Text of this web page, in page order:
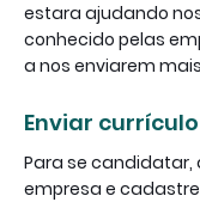
estara ajudando
conhecido pelas
a nos enviarem
Enviar currículo
Para se candidatar,
empresa e